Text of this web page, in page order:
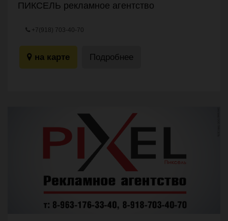
ПИКСЕЛЬ рекламное агентство
+7(918) 703-40-70
на карте Подробнее